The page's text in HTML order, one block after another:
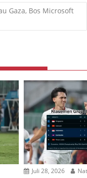
Gaza, Bos Microsoft
Juli 28, 2026